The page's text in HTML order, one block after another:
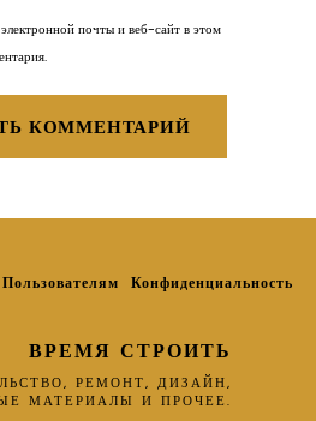
почты и веб-сайт в этом
Пользователям Конфиденциальность
ВРЕМЯ СТРОИТЬ
РЕМОНТ, ДИЗАЙН,
МАТЕРИАЛЫ И ПРОЧЕЕ.